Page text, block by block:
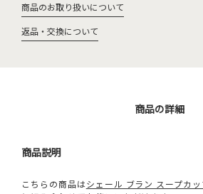
商品のお取り扱いについて
返品・交換について
商品の詳細
商品説明
こちらの商品はシェール ブラン スープカ